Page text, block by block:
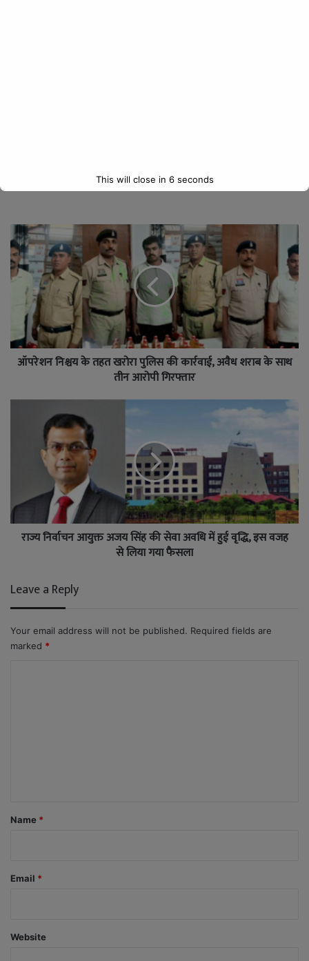
ऑपरेशन निश्चय के तहत खरोरा पुलिस की कार्रवाई, अवैध शराब के साथ
तीन आरोपी गिरफ्तार
राज्य निर्वाचन आयुक्त अजय सिंह की सेवा अवधि में हुई वृद्धि, इस वजह
से लिया गया फैसला
Leave a Reply
Your email address will not be published. Required fields are
marked *
*
Name *
Email *
Website
This will close in 5seconds